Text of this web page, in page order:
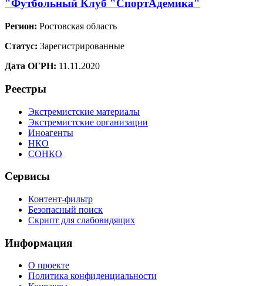
"Футбольный Клуб "СпортАдемика"
Регион: Ростовская область
Статус: Зарегистрированные
Дата ОГРН: 11.11.2020
Реестры
Экстремистские материалы
Экстремистские организации
Иноагенты
НКО
СОНКО
Сервисы
Контент-фильтр
Безопасный поиск
Скрипт для слабовидящих
Информация
О проекте
Политика конфиденциальности